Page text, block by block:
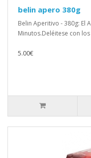
belin apero 380g
Belin Aperitivo - 380g: El
Minutos.Deléitese con
5.00€